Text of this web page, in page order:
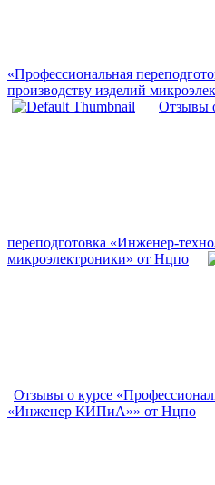
«Профессиональная
производству изделий
Отзывы
переподготовка «Инженер-
микроэлектроники» от Нцпо
Отзывы о курсе
«Инженер КИПиА»» от Нцпо